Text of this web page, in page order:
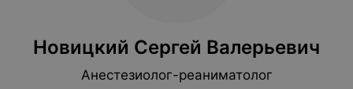
Новицкий Сергей Валерьевич
Анестезиолог-реаниматолог